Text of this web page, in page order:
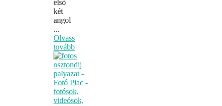
első
két
angol
...
Olvass
tovább